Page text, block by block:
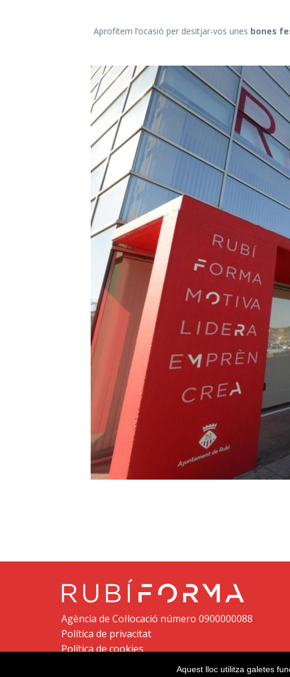
Aquest lloc utilitza galetes
Aprofitem l’ocasió per desitjar-vos unes bones
Agència de Col·locació número 0900000088
Política de privacitat
Política de cookies